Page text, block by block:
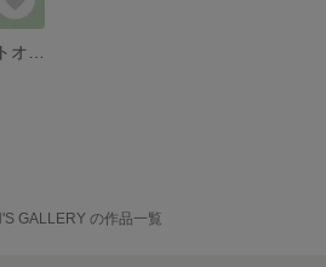
GALLERY の作品一覧